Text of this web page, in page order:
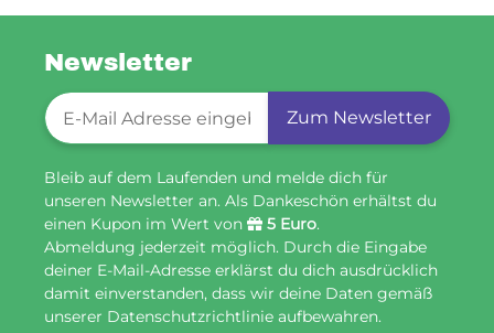
Newsletter
Newsletter-Registrierung
Zum Newsletter
Bleib auf dem Laufenden und melde dich für
unseren Newsletter an. Als Dankeschön erhältst du
einen Kupon im Wert von
5 Euro.
Abmeldung jederzeit möglich. Durch die Eingabe
deiner E-Mail-Adresse erklärst du dich ausdrücklich
damit einverstanden, dass wir deine Daten gemäß
unserer Datenschutzrichtlinie aufbewahren.